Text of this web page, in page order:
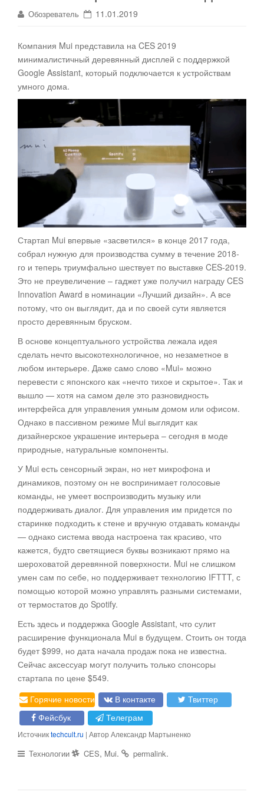
Обозреватель 11.01.2019
Компания Mui представила на CES 2019
минималистичный деревянный дисплей с поддержкой
Google Assistant, который подключается к устройствам
умного дома.
Стартап Mui впервые «засветился» в конце 2017 года,
собрал нужную для производства сумму в течение 2018-
го и теперь триумфально шествует по выставке CES-2019.
Это не преувеличение – гаджет уже получил награду CES
Innovation Award в номинации «Лучший дизайн». А все
потому, что он выглядит, да и по своей сути является
просто деревянным бруском.
В основе концептуального устройства лежала идея
сделать нечто высокотехнологичное, но незаметное в
любом интерьере. Даже само слово «Mui» можно
перевести с японского как «нечто тихое и скрытое». Так и
вышло — хотя на самом деле это разновидность
интерфейса для управления умным домом или офисом.
Однако в пассивном режиме Mui выглядит как
дизайнерское украшение интерьера – сегодня в моде
природные, натуральные компоненты.
У Mui есть сенсорный экран, но нет микрофона и
динамиков, поэтому он не воспринимает голосовые
команды, не умеет воспроизводить музыку или
поддерживать диалог. Для управления им придется по
старинке подходить к стене и вручную отдавать команды
— однако система ввода настроена так красиво, что
кажется, будто светящиеся буквы возникают прямо на
шероховатой деревянной поверхности. Mui не слишком
умен сам по себе, но поддерживает технологию IFTTT, с
помощью которой можно управлять разными системами,
от термостатов до Spotify.
Есть здесь и поддержка Google Assistant, что сулит
расширение функционала Mui в будущем. Стоить он тогда
будет $999, но дата начала продаж пока не известна.
Сейчас аксессуар могут получить только спонсоры
стартапа по цене $549.
Горячие новости
В контакте
Твиттер
Фейсбук
Телеграм
Источникtechcult.ru | Автор Александр Мартыненко
Технологии CES, Mui. permalink.